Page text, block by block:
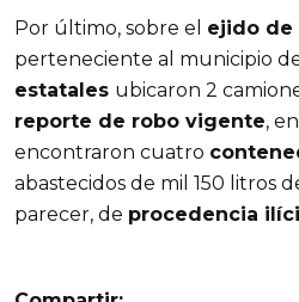
Por último, sobre el ejido de
perteneciente al municipio
estatales ubicaron 2
reporte de robo vigente,
encontraron cuatro
abastecidos de mil 150 litros
parecer, de procedencia